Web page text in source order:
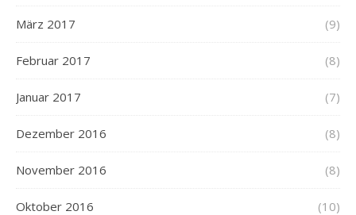
März 2017 (9)
Februar 2017 (8)
Januar 2017 (7)
Dezember 2016 (8)
November 2016 (8)
Oktober 2016 (10)